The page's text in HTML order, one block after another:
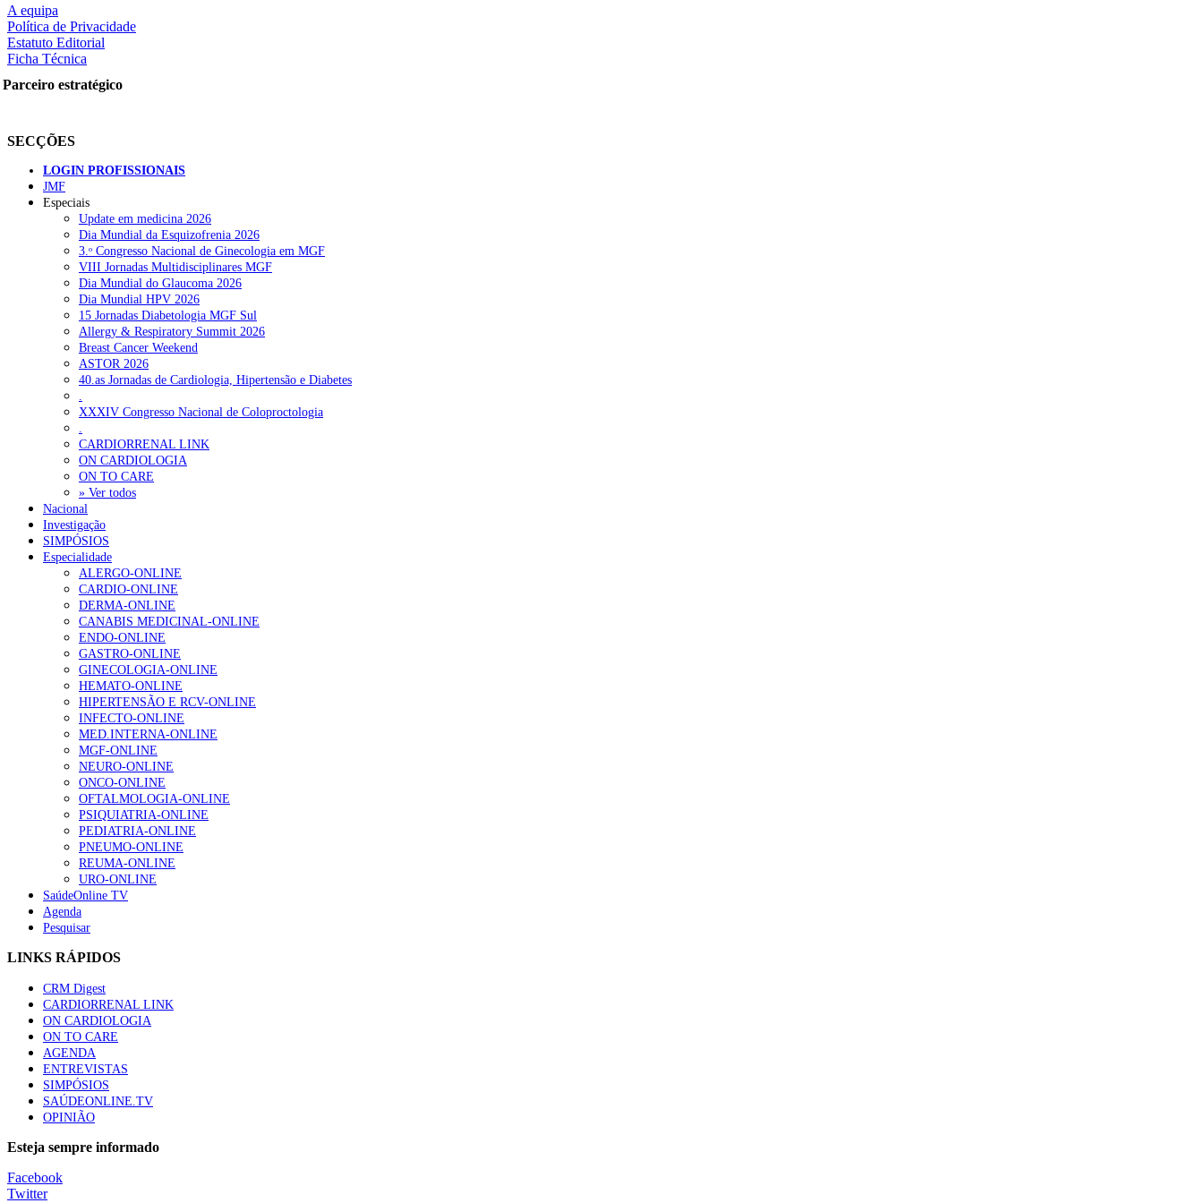
nas redes sociais:
RECENTES
Quase 11.900 jovens recorreram aos cheques psicólogo e nutricionista no primeiro mês
ULS de Coimbra estreia cirurgia endoscópica do ouvido com apoio robótico em Portugal
Enfermeiros exigem esclarecimentos sobre eventual gestão privada da ULS do Algarve
Ordem dos Médicos alerta para riscos no novo sistema de acesso a consultas e cirurgias
Portugal está a formar os médicos de que precisa?
MAIS LIDAS
Enfermagem Forense. “Da urgência ao tribunal, cada gesto conta e cada profissional faz a diferença”
202 visualizações
Alguns milhares de utentes podem ficar sem médico de família com nova regras do registo, alerta associação
155 visualizações
1.º Episódio do Podcast “Frequência Cardio – Sintoniza-te na Insuficiência Cardíaca” da Bayer
99 visualizações
“Os programas de rastreio do cancro do pulmão são custo-efetivos e representam um investimento sustentável para os sistemas de saúde”
88 visualizações
Quase quatro em cada dez doentes com enfarte apresentavam níveis elevados de Lp(a), revela estudo
Trodelvy aprovado para primeira linha no cancro da mama triplo negativo metastático em doentes não elegíveis para inibidores PD-(L)1
61 visualizações
MAIS NOTÍCIAS
28 Jul, 2026
A equipa
Política de Privacidade
Estatuto Editorial
Ficha Técnica
Parceiro estratégico
SECÇÕES
LOGIN PROFISSIONAIS
JMF
Especiais
Update em medicina 2026
Dia Mundial da Esquizofrenia 2026
3.ᵒ Congresso Nacional de Ginecologia em MGF
VIII Jornadas Multidisciplinares MGF
Dia Mundial do Glaucoma 2026
Dia Mundial HPV 2026
15 Jornadas Diabetologia MGF Sul
Allergy & Respiratory Summit 2026
Breast Cancer Weekend
ASTOR 2026
40.as Jornadas de Cardiologia, Hipertensão e Diabetes
.
XXXIV Congresso Nacional de Coloproctologia
.
CARDIORRENAL LINK
ON CARDIOLOGIA
ON TO CARE
» Ver todos
Nacional
Investigação
SIMPÓSIOS
Especialidade
ALERGO-ONLINE
CARDIO-ONLINE
DERMA-ONLINE
CANABIS MEDICINAL-ONLINE
ENDO-ONLINE
GASTRO-ONLINE
GINECOLOGIA-ONLINE
HEMATO-ONLINE
HIPERTENSÃO E RCV-ONLINE
INFECTO-ONLINE
MED.INTERNA-ONLINE
MGF-ONLINE
NEURO-ONLINE
ONCO-ONLINE
OFTALMOLOGIA-ONLINE
PSIQUIATRIA-ONLINE
PEDIATRIA-ONLINE
PNEUMO-ONLINE
REUMA-ONLINE
URO-ONLINE
SaúdeOnline TV
Agenda
Pesquisar
LINKS RÁPIDOS
CRM Digest
CARDIORRENAL LINK
ON CARDIOLOGIA
ON TO CARE
AGENDA
ENTREVISTAS
SIMPÓSIOS
SAÚDEONLINE.TV
OPINIÃO
Esteja sempre informado
Facebook
Twitter